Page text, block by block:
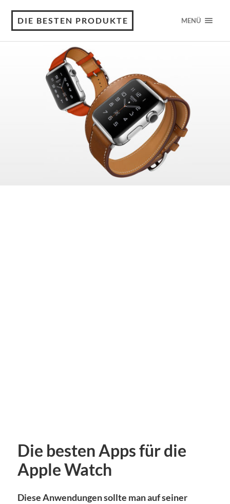
DIE BESTEN PRODUKTE MENÜ
Die besten Apps für die
Apple Watch
Diese Anwendungen sollte man auf seiner